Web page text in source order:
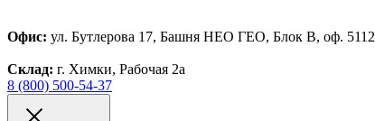
Офис: ул. Бутлерова 17, Башня НЕО ГЕО, Блок В, оф. 5112
Склад: г. Химки, Рабочая 2а
8 (800) 500-54-37